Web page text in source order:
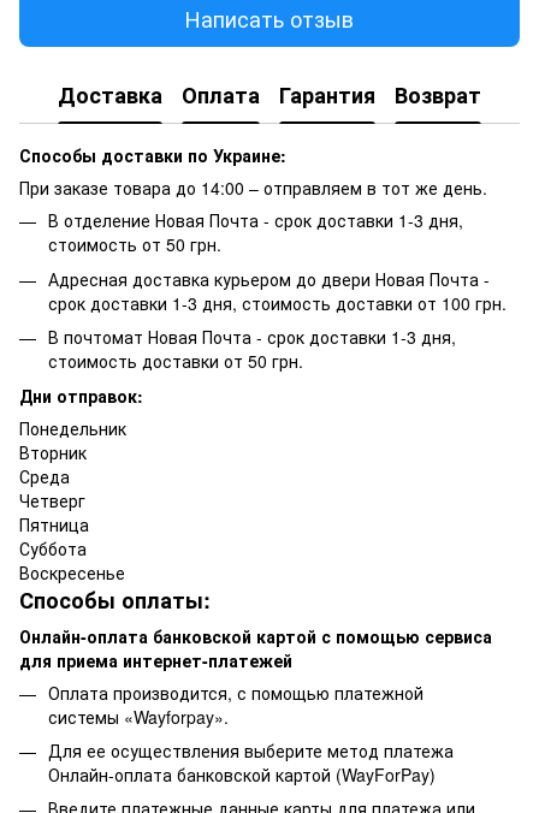
Написать отзыв
Доставка Оплата Гарантия Возврат
Способы доставки по Украине:
При заказе товара до 14:00 – отправляем в тот же день.
В отделение Новая Почта - срок доставки 1-3 дня,
стоимость от 50 грн.
Адресная доставка курьером до двери Новая Почта -
срок доставки 1-3 дня, стоимость доставки от 100 грн.
В почтомат Новая Почта - срок доставки 1-3 дня,
стоимость доставки от 50 грн.
Дни отправок:
Понедельник
Вторник
Среда
Четверг
Пятница
Суббота
Воскресенье
Способы оплаты:
Онлайн-оплата банковской картой с помощью сервиса
для приема интернет-платежей
Оплата производится, с помощью платежной
системы «Wayforpay».
Для ее осуществления выберите метод платежа
Онлайн-оплата банковской картой (WayForPay)